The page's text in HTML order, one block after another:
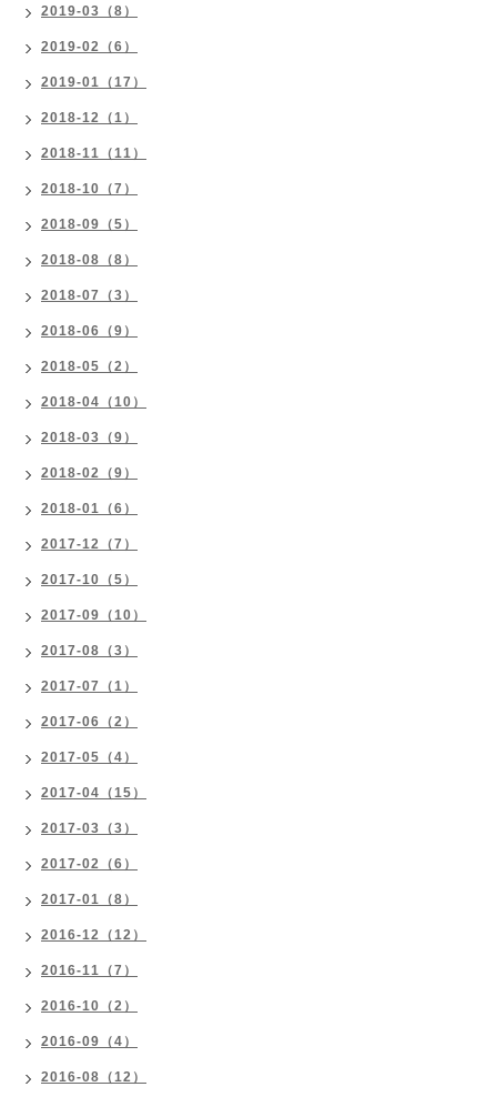
2019-03（8）
2019-02（6）
2019-01（17）
2018-12（1）
2018-11（11）
2018-10（7）
2018-09（5）
2018-08（8）
2018-07（3）
2018-06（9）
2018-05（2）
2018-04（10）
2018-03（9）
2018-02（9）
2018-01（6）
2017-12（7）
2017-10（5）
2017-09（10）
2017-08（3）
2017-07（1）
2017-06（2）
2017-05（4）
2017-04（15）
2017-03（3）
2017-02（6）
2017-01（8）
2016-12（12）
2016-11（7）
2016-10（2）
2016-09（4）
2016-08（12）